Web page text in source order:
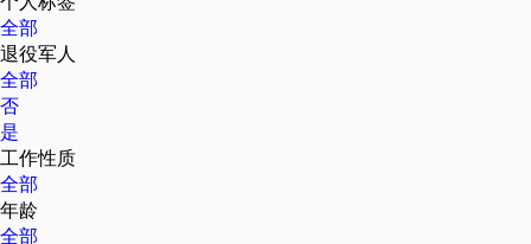
全部
退役军人
全部
否
是
工作性质
全部
年龄
全部